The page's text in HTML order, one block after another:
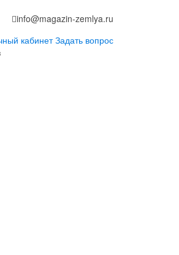
info@magazin-zemlya.ru
кабинет Задать вопрос